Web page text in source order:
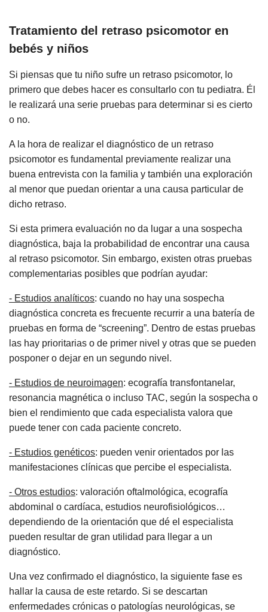
Tratamiento del retraso psicomotor en
bebés y niños
Si piensas que tu niño sufre un retraso psicomotor, lo
primero que debes hacer es consultarlo con tu pediatra. Él
le realizará una serie pruebas para determinar si es cierto
o no.
A la hora de realizar el diagnóstico de un retraso
psicomotor es fundamental previamente realizar una
buena entrevista con la familia y también una exploración
al menor que puedan orientar a una causa particular de
dicho retraso.
Si esta primera evaluación no da lugar a una sospecha
diagnóstica, baja la probabilidad de encontrar una causa
al retraso psicomotor. Sin embargo, existen otras pruebas
complementarias posibles que podrían ayudar:
- Estudios analíticos: cuando no hay una sospecha
diagnóstica concreta es frecuente recurrir a una batería de
pruebas en forma de “screening”. Dentro de estas pruebas
las hay prioritarias o de primer nivel y otras que se pueden
posponer o dejar en un segundo nivel.
- Estudios de neuroimagen: ecografía transfontanelar,
resonancia magnética o incluso TAC, según la sospecha o
bien el rendimiento que cada especialista valora que
puede tener con cada paciente concreto.
- Estudios genéticos: pueden venir orientados por las
manifestaciones clínicas que percibe el especialista.
- Otros estudios: valoración oftalmológica, ecografía
abdominal o cardíaca, estudios neurofisiológicos…
dependiendo de la orientación que dé el especialista
pueden resultar de gran utilidad para llegar a un
diagnóstico.
Una vez confirmado el diagnóstico, la siguiente fase es
hallar la causa de este retardo. Si se descartan
enfermedades crónicas o patologías neurológicas, se